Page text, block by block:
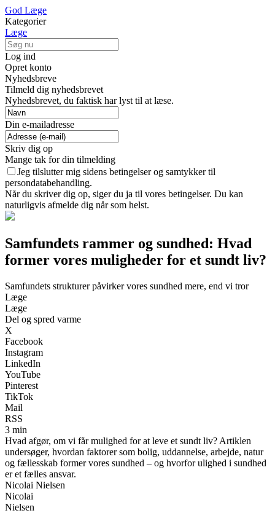
God Læge
Kategorier
Læge
Log ind
Opret konto
Nyhedsbreve
Tilmeld dig nyhedsbrevet
Nyhedsbrevet, du faktisk har lyst til at læse.
Din e-mailadresse
Skriv dig op
Mange tak for din tilmelding
Jeg tilslutter mig sidens betingelser og samtykker til
persondatabehandling.
Når du skriver dig op, siger du ja til vores betingelser. Du kan
naturligvis afmelde dig når som helst.
Samfundets rammer og sundhed: Hvad
former vores muligheder for et sundt liv?
Samfundets strukturer påvirker vores sundhed mere, end vi tror
Læge
Læge
Del og spred varme
X
Facebook
Instagram
LinkedIn
YouTube
Pinterest
TikTok
Mail
RSS
3 min
Hvad afgør, om vi får mulighed for at leve et sundt liv? Artiklen
undersøger, hvordan faktorer som bolig, uddannelse, arbejde, natur
og fællesskab former vores sundhed – og hvorfor ulighed i sundhed
er et fælles ansvar.
Nicolai Nielsen
Nicolai
Nielsen